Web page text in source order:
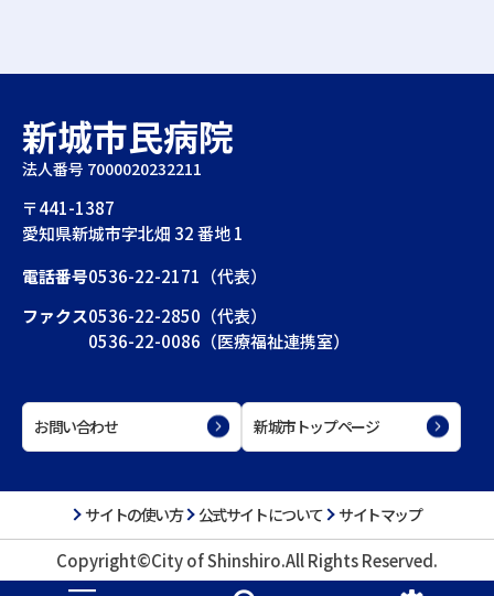
新城市民病院
法人番号 7000020232211
〒441-1387
愛知県新城市字北畑 32 番地 1
電話番号0536-22-2171（代表）
ファクス0536-22-2850（代表）
0536-22-0086（医療福祉連携室）
お問い合わせ 新城市トップページ
サイトの使い方 公式サイトについて サイトマップ
Copyright©City of Shinshiro.All Rights Reserved.